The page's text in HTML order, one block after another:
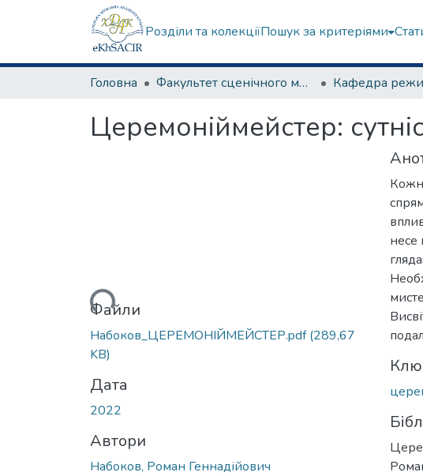
Розділи та колекціїПошук за критеріями
Головна Факультет сценічного мистецтва Кафедра
Церемоніймейстер:
Вантажиться...Файли
Набоков_ЦЕРЕМОНІЙМЕЙСТЕР.pdf(289,67
KB)
Дата
2022
Автори
Набоков, Роман Геннадійович
несе